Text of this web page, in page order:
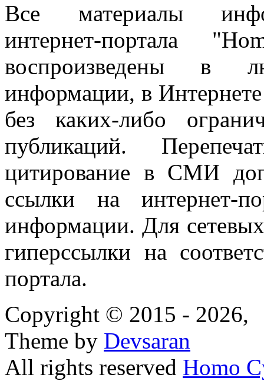
Все материалы
интернет-портала
воспроизведены в
информации, в
без каких-либо
публикаций.
цитирование в СМИ
ссылки на интернет-
информации. Для
гиперссылки на
портала.
Copyright © 2015 - 2026,
Theme by Devsaran
All rights reserved Homo